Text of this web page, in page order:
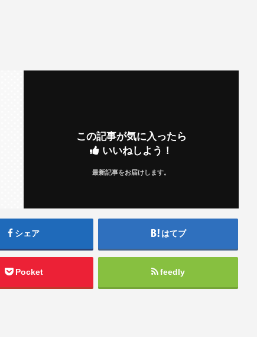
この記事が気に入ったら
いいねしよう！
最新記事をお届けします。
シェア はてブ
Pocket feedly